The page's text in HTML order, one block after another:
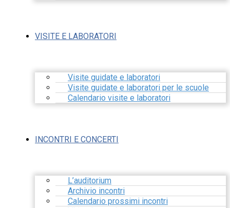
VISITE E LABORATORI
Visite guidate e laboratori
Visite guidate e laboratori per le scuole
Calendario visite e laboratori
INCONTRI E CONCERTI
L’auditorium
Archivio incontri
Calendario prossimi incontri